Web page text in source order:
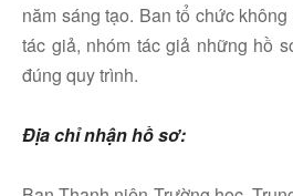
năm sáng tạo. Ban tổ chức
tác giả, nhóm tác giả những hồ
đúng quy trình.
Địa chỉ nhận hồ sơ: